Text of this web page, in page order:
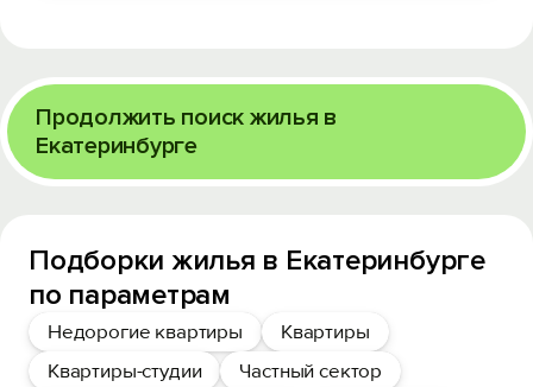
Продолжить поиск жилья в
Екатеринбурге
Подборки жилья в Екатеринбурге
по параметрам
Недорогие квартиры
Квартиры
Квартиры-студии
Частный сектор